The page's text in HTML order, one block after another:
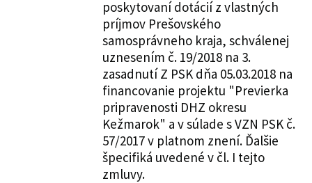
poskytovaní dotácií z vlastných
príjmov Prešovského
samosprávneho kraja, schválenej
uznesením č. 19/2018 na 3.
zasadnutí Z PSK dňa 05.03.2018 na
financovanie projektu "Previerka
pripravenosti DHZ okresu
Kežmarok" a v súlade s VZN PSK č.
57/2017 v platnom znení. Ďalšie
špecifiká uvedené v čl. I tejto
zmluvy.